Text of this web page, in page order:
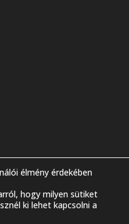
élmény érdekében
hogy milyen sütiket
ki lehet kapcsolni a